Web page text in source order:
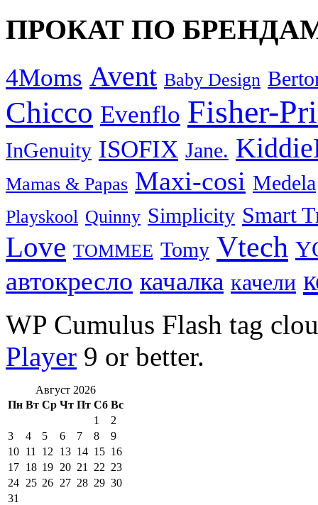
ПРОКАТ ПО
4Moms Avent Baby Design
Chicco Evenflo Fisher-
InGenuity ISOFIX Jane.
Mamas & Papas Maxi-cosi Medela
Playskool Quinny Simplicity Smart
Love TOMMEE Tomy Vtech
автокресло качалка качели
WP Cumulus Flash tag
Player 9 or better.
Август 2026
Пн Вт Ср Чт Пт Сб Вс
1
2
3
4 5 6 7 8
9
10 11 12 13 14 15 16
17 18 19 20 21 22 23
24 25 26 27 28 29 30
31